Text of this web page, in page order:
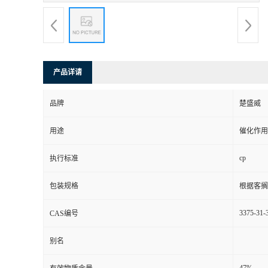
产品详请
品牌 楚盛威
用途 催化作用
执行标准 cp
包装规格 根据客
CAS编号 3375-31-
别名